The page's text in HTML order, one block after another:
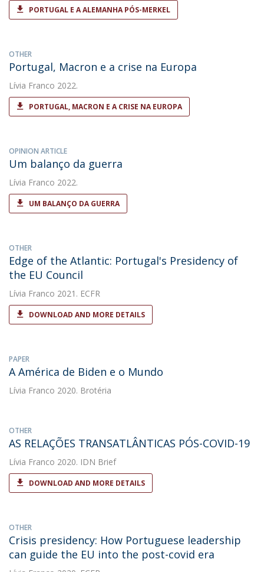
PORTUGAL E A ALEMANHA PÓS-MERKEL
OTHER
Portugal, Macron e a crise na Europa
Lívia Franco 2022.
PORTUGAL, MACRON E A CRISE NA EUROPA
OPINION ARTICLE
Um balanço da guerra
Lívia Franco 2022.
UM BALANÇO DA GUERRA
OTHER
Edge of the Atlantic: Portugal's Presidency of
the EU Council
Lívia Franco 2021. ECFR
DOWNLOAD AND MORE DETAILS
PAPER
A América de Biden e o Mundo
Lívia Franco 2020. Brotéria
OTHER
AS RELAÇÕES TRANSATLÂNTICAS PÓS-COVID-19
Lívia Franco 2020. IDN Brief
DOWNLOAD AND MORE DETAILS
OTHER
Crisis presidency: How Portuguese leadership
can guide the EU into the post-covid era